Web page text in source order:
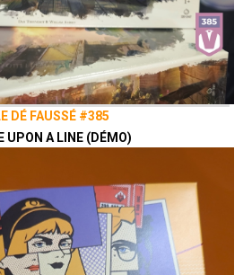
DÉ FAUSSÉ #385
UPON A LINE (DÉMO)